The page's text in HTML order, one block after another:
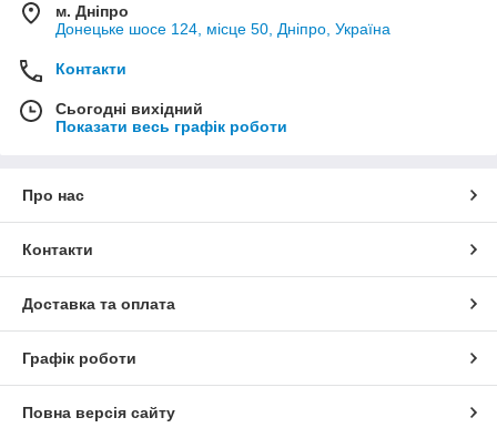
м. Дніпро
Донецьке шосе 124, місце 50, Дніпро, Україна
Контакти
Сьогодні вихідний
Показати весь графік роботи
Про нас
Контакти
Доставка та оплата
Графік роботи
Повна версія сайту